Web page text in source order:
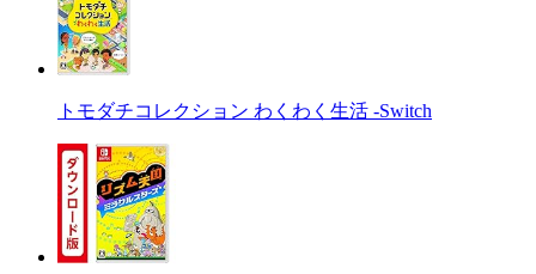
トモダチコレクション わくわく生活 -Switch